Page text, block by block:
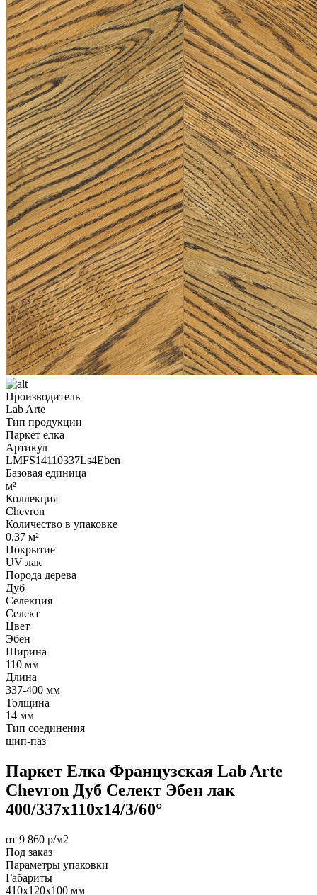
Производитель
Lab Arte
Тип продукции
Паркет елка
Артикул
LMFS14110337Ls4Eben
Базовая единица
м²
Коллекция
Chevron
Количество в упаковке
0.37 м²
Покрытие
UV лак
Порода дерева
Дуб
Селекция
Селект
Цвет
Эбен
Ширина
110 мм
Длина
337-400 мм
Толщина
14 мм
Тип соединения
шип-паз
Паркет Елка Французская Lab Arte
Chevron Дуб Селект Эбен лак
400/337х110х14/3/60°
от 9 860 р/м2
Под заказ
Параметры упаковки
Габариты
410х120х100 мм